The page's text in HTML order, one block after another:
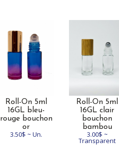
Roll-On 5ml
16GL bleu-
rouge bouchon
or
3.50$ ~ Un.
Roll-On 5ml
16GL clair
bouchon
bambou
3.00$ ~
Transparent